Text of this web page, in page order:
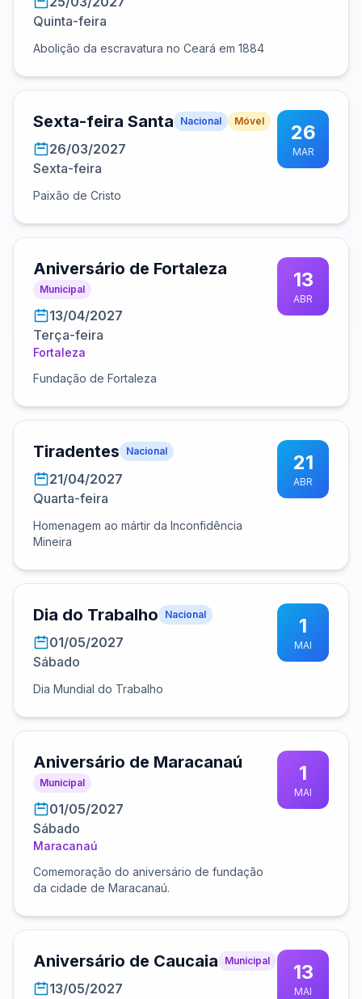
Quinta-feira
Abolição da escravatura no Ceará em 1884
Sexta-feira Santa Nacional Móvel
26/03/2027
Sexta-feira
Paixão de Cristo
26
MAR
Aniversário de Fortaleza
Municipal
13/04/2027
Terça-feira
Fortaleza
Fundação de Fortaleza
13
ABR
Tiradentes Nacional
21/04/2027
Quarta-feira
Homenagem ao mártir da Inconfidência
Mineira
21
ABR
Dia do Trabalho Nacional
01/05/2027
Sábado
Dia Mundial do Trabalho
1
MAI
Aniversário de Maracanaú
Municipal
01/05/2027
Sábado
Maracanaú
Comemoração do aniversário de fundação
da cidade de Maracanaú.
1
MAI
Aniversário de Caucaia Municipal
13/05/2027
13
MAI